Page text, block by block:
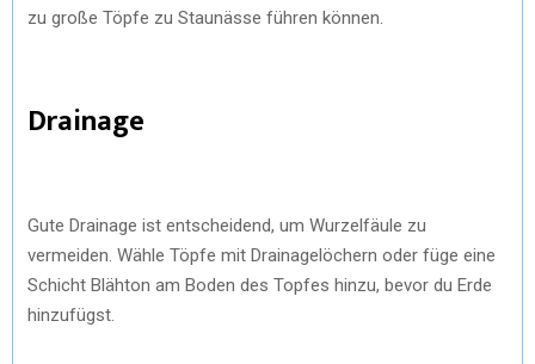
zu große Töpfe zu Staunässe führen können.
Drainage
Gute Drainage ist entscheidend, um Wurzelfäule zu
vermeiden. Wähle Töpfe mit Drainagelöchern oder füge eine
Schicht Blähton am Boden des Topfes hinzu, bevor du Erde
hinzufügst.